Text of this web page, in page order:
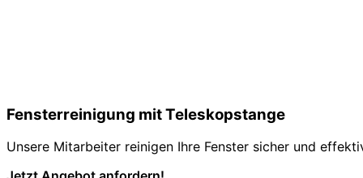
Fensterreinigung mit Teleskopstange
Unsere Mitarbeiter reinigen Ihre Fenster sicher und